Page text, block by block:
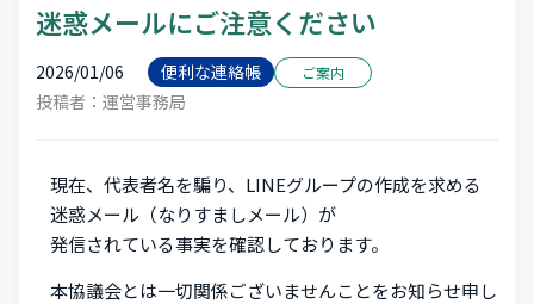
迷惑メールにご注意ください
2026/01/06 便利な連絡帳 ご案内
投稿者：運営事務局
現在、代表者名を騙り、LINEグループの作成を求める
迷惑メール（なりすましメール）が
発信されている事実を確認しております。
本協議会とは一切関係ございませんことをお知らせ申し